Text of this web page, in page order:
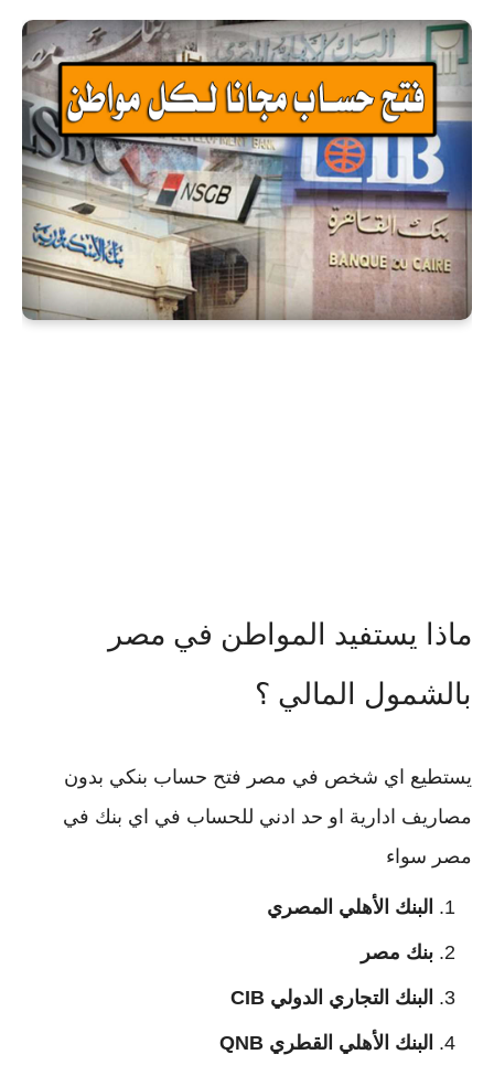
ماذا يستفيد المواطن في مصر
بالشمول المالي ؟
يستطيع اي شخص في مصر فتح حساب بنكي بدون
مصاريف ادارية او حد ادني للحساب في اي بنك في
مصر سواء
البنك الأهلي المصري
بنك مصر
البنك التجاري الدولي CIB
البنك الأهلي القطري QNB